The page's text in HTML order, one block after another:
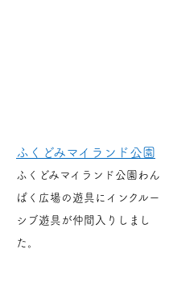
ふくどみマイランド公園
ふくどみマイランド公園わん
ぱく広場の遊具にインクルー
シブ遊具が仲間入りしまし
た。